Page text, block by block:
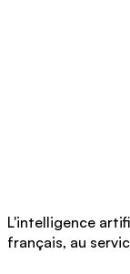
L'intelligence
français, au